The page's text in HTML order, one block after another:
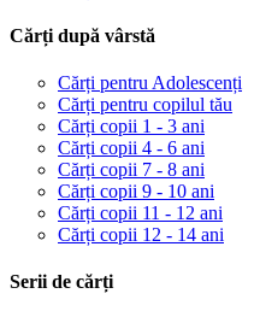
Cărți după vârstă
Cărți pentru Adolescenți
Cărți pentru copilul tău
Cărți copii 1 - 3 ani
Cărți copii 4 - 6 ani
Cărți copii 7 - 8 ani
Cărți copii 9 - 10 ani
Cărți copii 11 - 12 ani
Cărți copii 12 - 14 ani
Serii de cărți